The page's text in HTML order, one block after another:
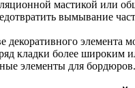
мастикой или
вымывание
декоративного элемента
кладки более широким
элементы для бордюров.